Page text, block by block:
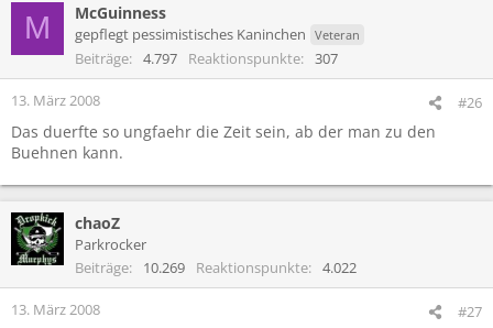
M McGuinness
gepflegt pessimistisches Kaninchen Veteran
Beiträge 4.797 Reaktionspunkte 307
13. März 2008 #26
Das duerfte so ungfaehr die Zeit sein, ab der man zu den
Buehnen kann.
chaoZ
Parkrocker
Beiträge
10.269 Reaktionspunkte 4.022
13. März 2008 #27